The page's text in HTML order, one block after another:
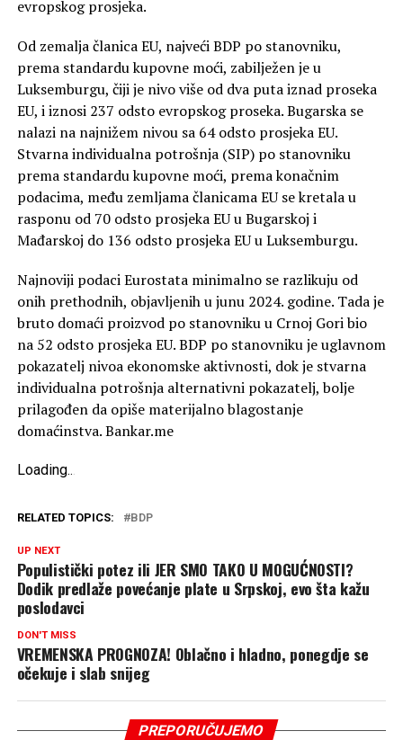
evropskog prosjeka.
Od zemalja članica EU, najveći BDP po stanovniku,
prema standardu kupovne moći, zabilježen je u
Luksemburgu, čiji je nivo više od dva puta iznad proseka
EU, i iznosi 237 odsto evropskog proseka. Bugarska se
nalazi na najnižem nivou sa 64 odsto prosjeka EU.
Stvarna individualna potrošnja (SIP) po stanovniku
prema standardu kupovne moći, prema konačnim
podacima, među zemljama članicama EU se kretala u
rasponu od 70 odsto prosjeka EU u Bugarskoj i
Mađarskoj do 136 odsto prosjeka EU u Luksemburgu.
Najnoviji podaci Eurostata minimalno se razlikuju od
onih prethodnih, objavljenih u junu 2024. godine. Tada je
bruto domaći proizvod po stanovniku u Crnoj Gori bio
na 52 odsto prosjeka EU. BDP po stanovniku je uglavnom
pokazatelj nivoa ekonomske aktivnosti, dok je stvarna
individualna potrošnja alternativni pokazatelj, bolje
prilagođen da opiše materijalno blagostanje
domaćinstva. Bankar.me
Loading...
RELATED TOPICS: BDP
UP NEXT
Populistički potez ili JER SMO TAKO U MOGUĆNOSTI?
Dodik predlaže povećanje plate u Srpskoj, evo šta kažu
poslodavci
DON'T MISS
VREMENSKA PROGNOZA! Oblačno i hladno, ponegdje se
očekuje i slab snijeg
PREPORUČUJEMO